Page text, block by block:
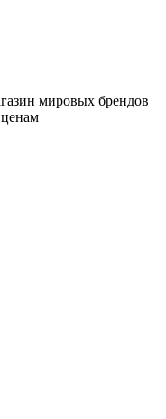
мировых брендов